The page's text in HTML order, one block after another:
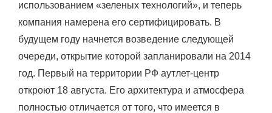
использованием «зеленых технологий», и теперь
компания намерена его сертифицировать. В
будущем году начнется возведение следующей
очереди, открытие которой запланировали на 2014
год. Первый на территории РФ аутлет-центр
откроют 18 августа. Его архитектура и атмосфера
полностью отличается от того, что имеется в